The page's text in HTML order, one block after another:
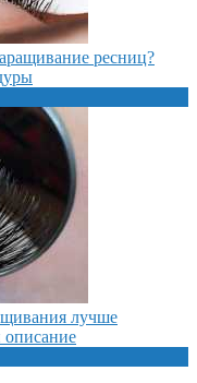
ресниц?
лучше
описание